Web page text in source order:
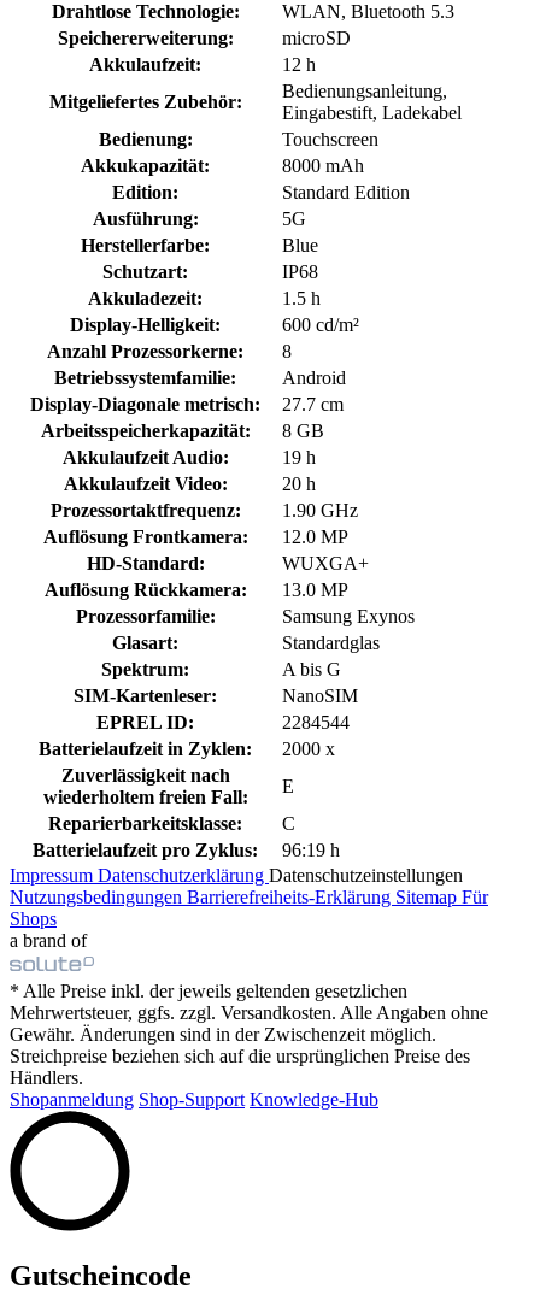
Drahtlose Technologie:
WLAN, Bluetooth 5.3
Speichererweiterung:
microSD
Akkulaufzeit:
12 h
Mitgeliefertes Zubehör:
Bedienungsanleitung,
Eingabestift, Ladekabel
Bedienung:
Touchscreen
Akkukapazität:
8000 mAh
Edition:
Standard Edition
Ausführung:
5G
Herstellerfarbe:
Blue
Schutzart:
IP68
Akkuladezeit:
1.5 h
Display-Helligkeit:
600 cd/m²
Anzahl Prozessorkerne:
8
Betriebssystemfamilie:
Android
Display-Diagonale metrisch:
27.7 cm
Arbeitsspeicherkapazität:
8 GB
Akkulaufzeit Audio:
19 h
Akkulaufzeit Video:
20 h
Prozessortaktfrequenz:
1.90 GHz
Auflösung Frontkamera:
12.0 MP
HD-Standard:
WUXGA+
Auflösung Rückkamera:
13.0 MP
Prozessorfamilie:
Samsung Exynos
Glasart:
Standardglas
Spektrum:
A bis G
SIM-Kartenleser:
NanoSIM
EPREL ID:
2284544
Batterielaufzeit in Zyklen:
2000 x
Zuverlässigkeit nach
wiederholtem freien Fall:
E
Reparierbarkeitsklasse:
C
Batterielaufzeit pro Zyklus:
96:19 h
Impressum Datenschutzerklärung Datenschutzeinstellungen
Nutzungsbedingungen Barrierefreiheits-Erklärung Sitemap Für
Shops
a brand of
* Alle Preise inkl. der jeweils geltenden gesetzlichen
Mehrwertsteuer, ggfs. zzgl. Versandkosten. Alle Angaben ohne
Gewähr. Änderungen sind in der Zwischenzeit möglich.
Streichpreise beziehen sich auf die ursprünglichen Preise des
Händlers.
Shopanmeldung Shop-Support Knowledge-Hub
Gutscheincode